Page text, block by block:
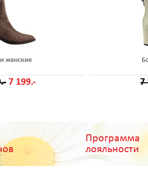
женские
7 199.- 7
Программа
лояльности